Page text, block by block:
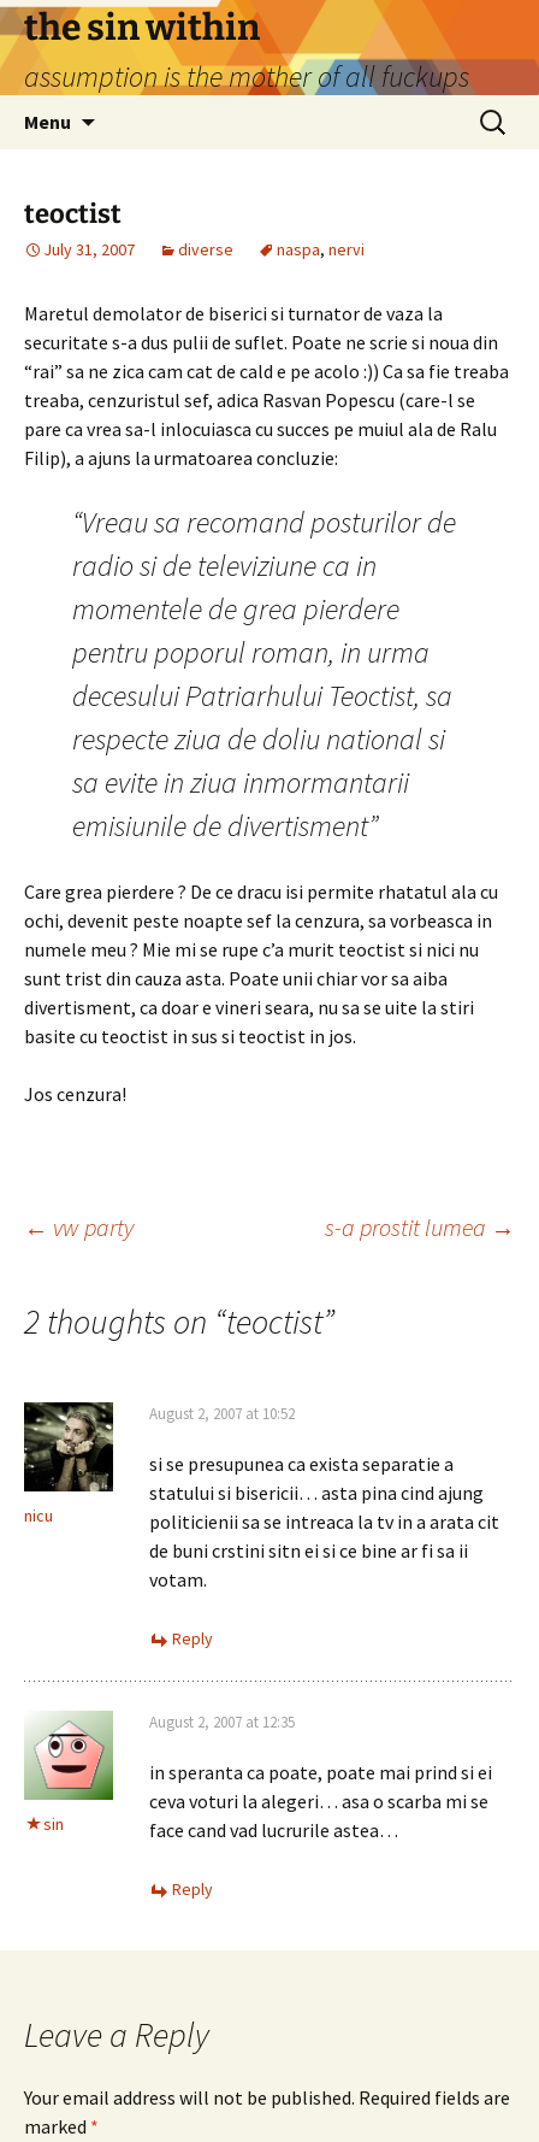
Skip
to
content
the sin within
assumption is the mother of all fuckups
Menu
Search
for:
teoctist
July 31, 2007 diverse naspa, nervi
Maretul demolator de biserici si turnator de vaza la
securitate s-a dus pulii de suflet. Poate ne scrie si noua din
“rai” sa ne zica cam cat de cald e pe acolo :)) Ca sa fie treaba
treaba, cenzuristul sef, adica Rasvan Popescu (care-l se
pare ca vrea sa-l inlocuiasca cu succes pe muiul ala de Ralu
Filip), a ajuns la urmatoarea concluzie:
“Vreau sa recomand posturilor de
radio si de televiziune ca in
momentele de grea pierdere
pentru poporul roman, in urma
decesului Patriarhului Teoctist, sa
respecte ziua de doliu national si
sa evite in ziua inmormantarii
emisiunile de divertisment”
Care grea pierdere ? De ce dracu isi permite rhatatul ala cu
ochi, devenit peste noapte sef la cenzura, sa vorbeasca in
numele meu ? Mie mi se rupe c’a murit teoctist si nici nu
sunt trist din cauza asta. Poate unii chiar vor sa aiba
divertisment, ca doar e vineri seara, nu sa se uite la stiri
basite cu teoctist in sus si teoctist in jos.
Jos cenzura!
Post
navigation
← vw party s-a prostit lumea →
2 thoughts on “teoctist”
nicu
August 2, 2007 at 10:52
si se presupunea ca exista separatie a
statului si bisericii… asta pina cind ajung
politicienii sa se intreaca la tv in a arata cit
de buni crstini sitn ei si ce bine ar fi sa ii
votam.
Reply
sin
August 2, 2007 at 12:35
in speranta ca poate, poate mai prind si ei
ceva voturi la alegeri… asa o scarba mi se
face cand vad lucrurile astea…
Reply
Leave a Reply
Your email address will not be published. Required fields are
marked *